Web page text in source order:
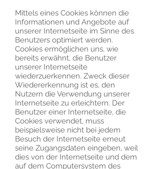
Mittels eines Cookies können die
Informationen und Angebote auf
unserer Internetseite im Sinne des
Benutzers optimiert werden.
Cookies ermöglichen uns, wie
bereits erwähnt, die Benutzer
unserer Internetseite
wiederzuerkennen. Zweck dieser
Wiedererkennung ist es, den
Nutzern die Verwendung unserer
Internetseite zu erleichtern. Der
Benutzer einer Internetseite, die
Cookies verwendet, muss
beispielsweise nicht bei jedem
Besuch der Internetseite erneut
seine Zugangsdaten eingeben, weil
dies von der Internetseite und dem
auf dem Computersystem des